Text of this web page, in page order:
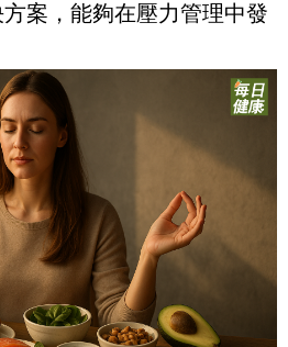
案，能夠在壓力管理中發